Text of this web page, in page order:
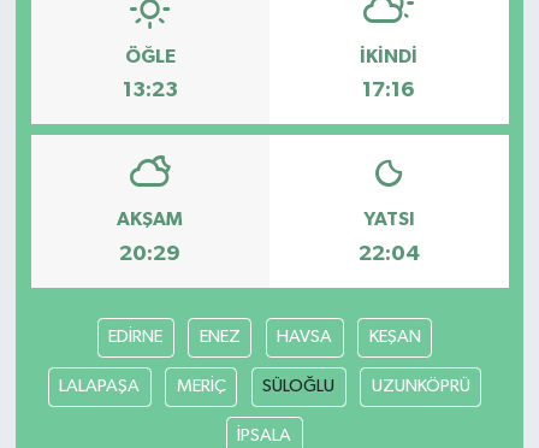
ÖĞLE
13:23
İKINDI
17:16
AKŞAM
20:29
YATSI
22:04
EDİRNE ENEZ HAVSA KEŞAN
LALAPAŞA MERİÇ SÜLOĞLU UZUNKÖPRÜ
İPSALA